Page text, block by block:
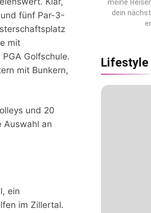
fünf Par-3-
mit
Golfschule.
mit Bunkern,
und 20
Auswahl an
ein
im Zillertal.
meine
dein
Lifestyle